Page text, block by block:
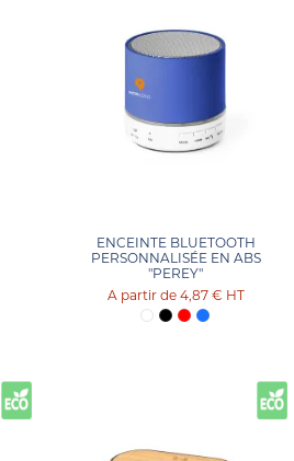
ENCEINTE BLUETOOTH
PERSONNALISÉE EN ABS
"PEREY"
4,87 € HT